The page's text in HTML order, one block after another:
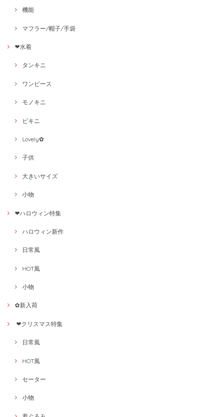
機能
マフラー/帽子/手袋
❤水着
タンキニ
ワンピース
モノキニ
ビキニ
Lovely✿
子供
大きいサイズ
小物
❤ハロウィン特集
ハロウィン新作
日常風
HOT風
小物
✿新入荷
❤クリスマス特集
日常風
HOT風
セーター
小物